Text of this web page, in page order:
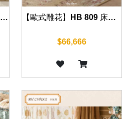
【歐式雕花】HB 5058 床組(華麗金) 【歐式雕花】HB 809 床組(華麗金)
$66,666